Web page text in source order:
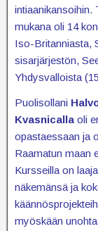
intiaanikansoihin.
mukana oli 14
Iso-Britanniasta,
sisarjärjestön,
Yhdysvalloista
Puolisollani
Kvasnicalla oli
opastaessaan ja
Raamatun maan
Kursseilla on
näkemänsä ja
myöskään